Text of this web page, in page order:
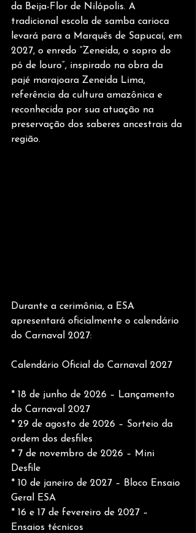
da Beija-Flor de Nilópolis. A
tradicional escola de samba carioca
levará para a Marquês de Sapucaí, em
2027, o enredo “Zeneida, o sopro do
pó de louro”, inspirado na obra da
pajé marajoara Zeneida Lima,
referência da cultura amazônica e
reconhecida por sua atuação na
preservação dos saberes ancestrais da
região.
Durante a cerimônia, a ESA
apresentará oficialmente o calendário
do Carnaval 2027:
Calendário Oficial do Carnaval 2027
* 18 de junho de 2026 – Lançamento
do Carnaval 2027
* 29 de agosto de 2026 – Sorteio da
ordem dos desfiles
* 7 de novembro de 2026 – Mini
Desfile
* 10 de janeiro de 2027 – Bloco Ensaio
Geral ESA
* 16 e 17 de fevereiro de 2027 –
Ensaios técnicos